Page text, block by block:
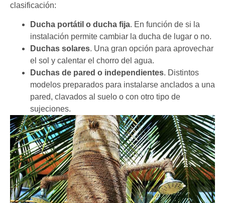
clasificación:
Ducha portátil o ducha fija. En función de si la
instalación permite cambiar la ducha de lugar o no.
Duchas solares. Una gran opción para aprovechar
el sol y calentar el chorro del agua.
Duchas de pared o independientes. Distintos
modelos preparados para instalarse anclados a una
pared, clavados al suelo o con otro tipo de
sujeciones.